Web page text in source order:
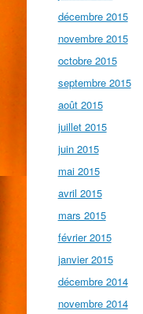
décembre 2015
novembre 2015
octobre 2015
septembre 2015
août 2015
juillet 2015
juin 2015
mai 2015
avril 2015
mars 2015
février 2015
janvier 2015
décembre 2014
novembre 2014